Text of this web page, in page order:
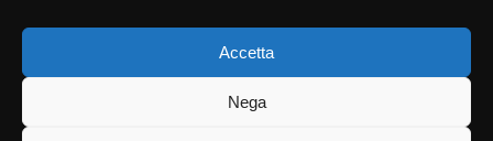
Accetta
Nega
> EDIZIONI LOCALI